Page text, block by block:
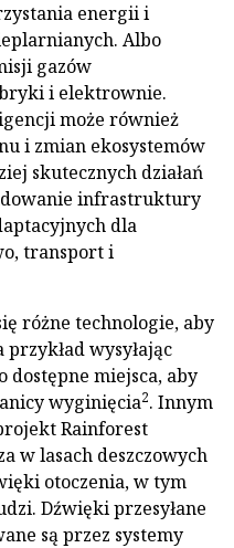
energii i
Albo
gazów
i elektrownie.
może również
i zmian ekosystemów
skutecznych działań
infrastruktury
dla
transport i
różne technologie, aby
wysyłając
miejsca, aby
wyginięcia2. Innym
Rainforest
w lasach deszczowych
otoczenia, w tym
Dźwięki przesyłane
są przez systemy